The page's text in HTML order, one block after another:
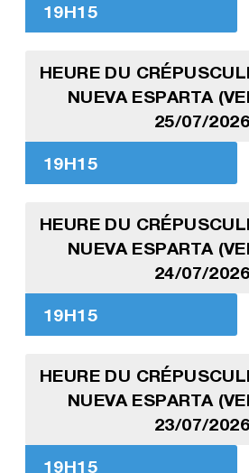
19H15
HEURE DU
NUEVA ESPARTA
25/07/2026
19H15
HEURE DU
NUEVA ESPARTA
24/07/2026
19H15
HEURE DU
NUEVA ESPARTA
23/07/2026
19H15